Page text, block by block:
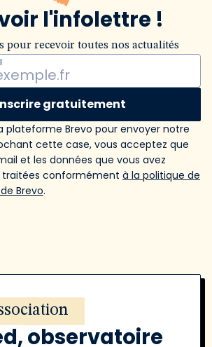
l'infolettre !
pour recevoir toutes nos actualités
gratuitement
plateforme Brevo pour envoyer notre
cette case, vous acceptez que
et les données que vous avez
traitées conformément à la politique de
Brevo.
observatoire